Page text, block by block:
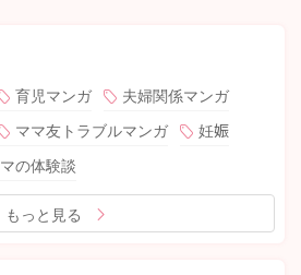
育児マンガ
夫婦関係マンガ
ママ友トラブルマンガ
妊娠
の体験談
もっと見る